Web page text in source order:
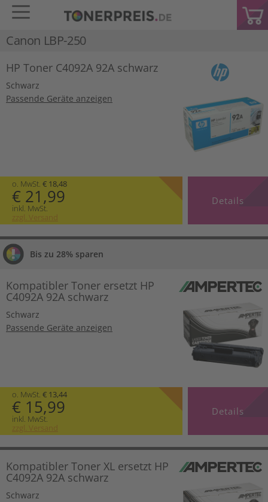
Canon LBP-250
HP Toner C4092A 92A schwarz
Schwarz
Passende Geräte anzeigen
o. MwSt. € 18,48
€ 21,99
inkl. MwSt.
zzgl. Versand
Details
Bis zu 28% sparen
Kompatibler Toner ersetzt HP
C4092A 92A schwarz
Schwarz
Passende Geräte anzeigen
o. MwSt. € 13,44
€ 15,99
inkl. MwSt.
zzgl. Versand
Details
Kompatibler Toner XL ersetzt HP
C4092A 92A schwarz
Schwarz